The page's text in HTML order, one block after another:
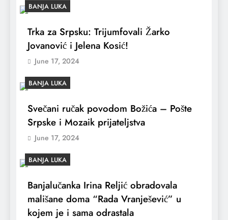
BANJA LUKA
Trka za Srpsku: Trijumfovali Žarko
Jovanović i Jelena Kosić!
June 17, 2024
BANJA LUKA
Svečani ručak povodom Božića – Pošte
Srpske i Mozaik prijateljstva
June 17, 2024
BANJA LUKA
Banjalučanka Irina Reljić obradovala
mališane doma “Rada Vranješević” u
kojem je i sama odrastala